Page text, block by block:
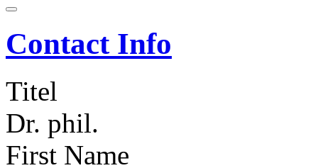
Contact Info
Titel
Dr. phil.
First Name